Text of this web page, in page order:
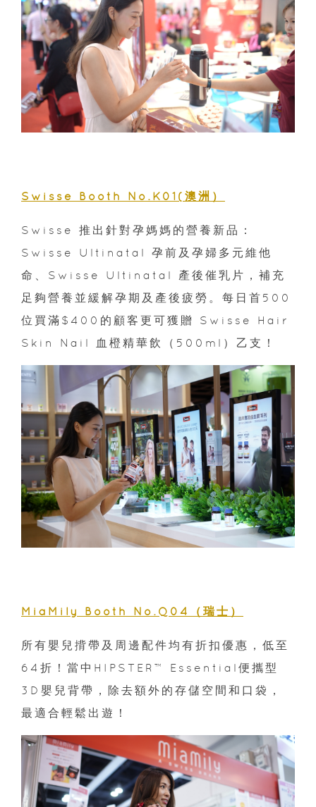
Swisse Booth No.K01(澳洲）
Swisse 推出針對孕媽媽的營養新品：
Swisse Ultinatal 孕前及孕婦多元維他
命、Swisse Ultinatal 產後催乳片，補充
足夠營養並緩解孕期及產後疲勞。每日首500
位買滿$400的顧客更可獲贈 Swisse Hair
Skin Nail 血橙精華飲（500ml）乙支！
MiaMily Booth No.Q04（瑞士）
所有嬰兒揹帶及周邊配件均有折扣優惠，低至
64折！當中HIPSTER™ Essential便攜型
3D嬰兒背帶，除去額外的存儲空間和口袋，
最適合輕鬆出遊！